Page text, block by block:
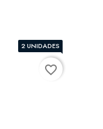
2 UNIDADES
favorite_border